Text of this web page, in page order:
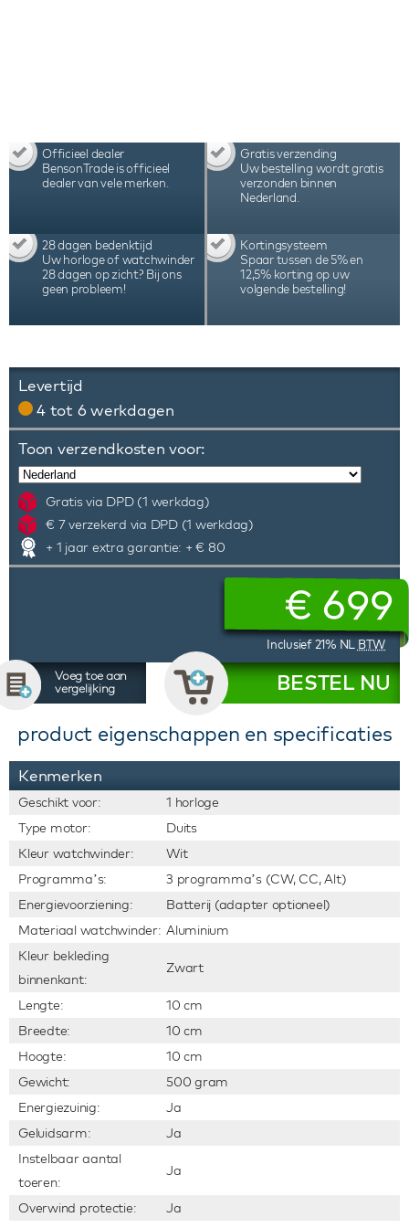
Officieel dealer
BensonTrade is officieel
dealer van vele merken.
Gratis verzending
Uw bestelling wordt gratis
verzonden binnen
Nederland.
28 dagen bedenktijd
Uw horloge of watchwinder
28 dagen op zicht? Bij ons
geen probleem!
Kortingsysteem
Spaar tussen de 5% en
12,5% korting op uw
volgende bestelling!
Levertijd
4 tot 6 werkdagen
Toon verzendkosten voor:
Gratis via DPD (1 werkdag)
€ 7 verzekerd via DPD (1 werkdag)
+ 1 jaar extra garantie: + € 80
€699
Inclusief 21% NL BTW
Voeg toe aan
vergelijking
BESTEL NU
product eigenschappen en specificaties
Kenmerken
Geschikt voor:
1 horloge
Type motor:
Duits
Kleur watchwinder:
Wit
Programma’s:
3 programma’s (CW, CC, Alt)
Energievoorziening:
Batterij (adapter optioneel)
Materiaal watchwinder: Aluminium
Kleur bekleding
binnenkant:
Zwart
Lengte:
10 cm
Breedte:
10 cm
Hoogte:
10 cm
Gewicht:
500 gram
Energiezuinig:
Ja
Geluidsarm:
Ja
Instelbaar aantal
toeren:
Ja
Overwind protectie:
Ja